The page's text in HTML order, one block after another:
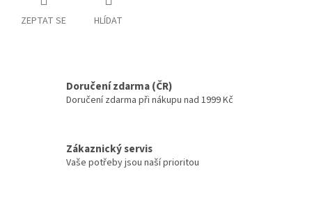
ZEPTAT SE HLÍDAT
Doručení zdarma (ČR)
Doručení zdarma při nákupu nad 1999 Kč
Zákaznický servis
Vaše potřeby jsou naší prioritou